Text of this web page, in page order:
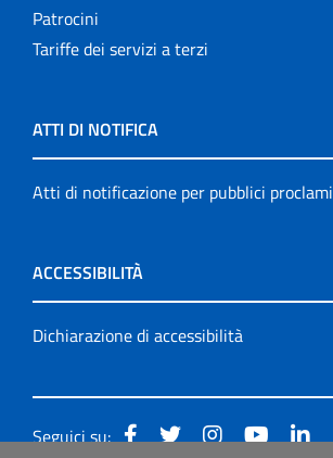
Patrocini
Tariffe dei servizi a terzi
ATTI DI NOTIFICA
Atti di notificazione per pubblici proclami
ACCESSIBILITÀ
Dichiarazione di accessibilità
Seguici su: